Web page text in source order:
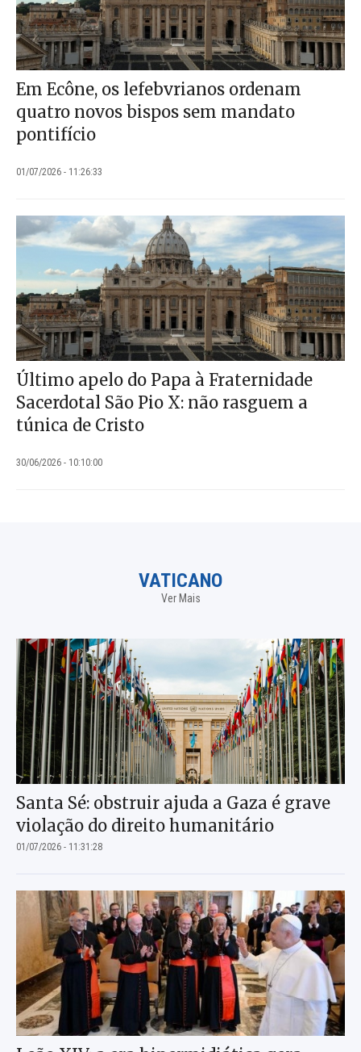
Em Ecône, os lefebvrianos ordenam
quatro novos bispos sem mandato
pontifício
01/07/2026 - 11:26:33
Último apelo do Papa à Fraternidade
Sacerdotal São Pio X: não rasguem a
túnica de Cristo
30/06/2026 - 10:10:00
VATICANO
Ver Mais
Santa Sé: obstruir ajuda a Gaza é grave
violação do direito humanitário
01/07/2026 - 11:31:28